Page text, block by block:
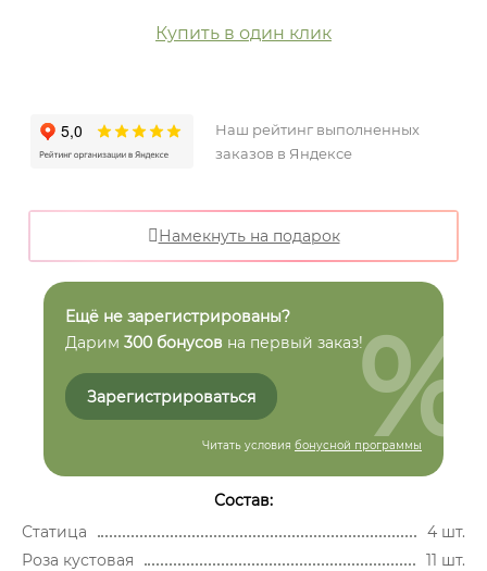
Купить в один клик
Наш рейтинг выполненных
заказов в Яндексе
Намекнуть на подарок
Ещё не зарегистрированы?
Дарим 300 бонусов на первый заказ!
Зарегистрироваться
Читать условия бонусной программы
%
Состав:
Статица
4 шт.
Роза кустовая
11 шт.